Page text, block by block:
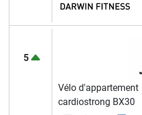
5
Vélo d'appartement
cardiostrong BX30